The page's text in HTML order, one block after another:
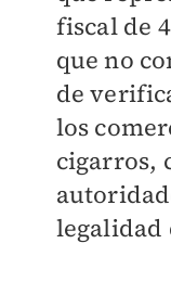
fiscal de
que no
de
los
cigarros,
legalidad